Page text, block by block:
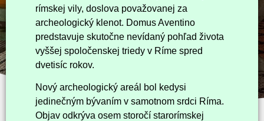
rímskej vily, doslova považovanej za
archeologický klenot. Domus Aventino
predstavuje skutočne nevídaný pohľad života
vyššej spoločenskej triedy v Ríme spred
dvetisíc rokov.
Nový archeologický areál bol kedysi
jedinečným bývaním v samotnom srdci Ríma.
Objav odkrýva osem storočí starorímskej